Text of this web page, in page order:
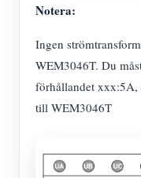
Notera:
Ingen
WEM3046T. Du
förhållandet xxx:5A,
till WEM3046T